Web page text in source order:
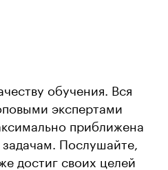
обучения. Вся
экспертами
приближена
Послушайте,
достиг своих целей